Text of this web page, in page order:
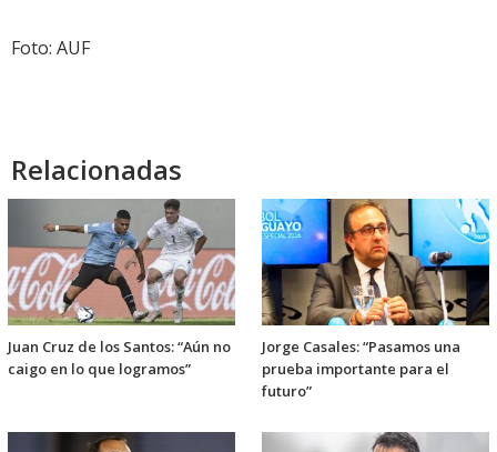
Foto: AUF
Relacionadas
Juan Cruz de los Santos: “Aún no
caigo en lo que logramos”
Jorge Casales: “Pasamos una
prueba importante para el
futuro”